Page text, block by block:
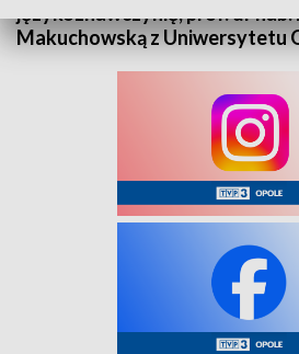
językoznawczynię, prof. dr hab.
Makuchowską z Uniwersytetu